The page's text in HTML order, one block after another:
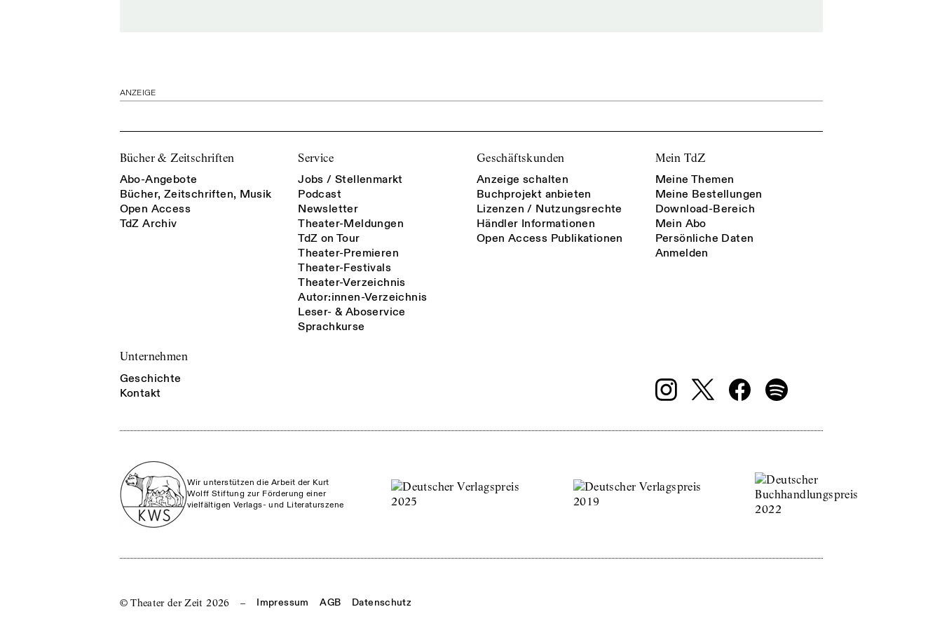
ANZEIGE
Bücher & Zeitschriften
Abo-Angebote
Bücher, Zeitschriften, Musik
Open Access
TdZ Archiv
Service
Jobs / Stellenmarkt
Podcast
Newsletter
Theater-Meldungen
TdZ on Tour
Theater-Premieren
Theater-Festivals
Theater-Verzeichnis
Autor:innen-Verzeichnis
Leser- & Aboservice
Sprachkurse
Geschäftskunden
Anzeige schalten
Buchprojekt anbieten
Lizenzen / Nutzungsrechte
Händler Informationen
Open Access Publikationen
Mein TdZ
Meine Themen
Meine Bestellungen
Download-Bereich
Mein Abo
Persönliche Daten
Anmelden
Unternehmen
Geschichte
Kontakt
Wir unterstützen die Arbeit der Kurt
Wolff Stiftung zur Förderung einer
vielfältigen Verlags- und Literaturszene
© Theater der Zeit2026 – Impressum AGB Datenschutz